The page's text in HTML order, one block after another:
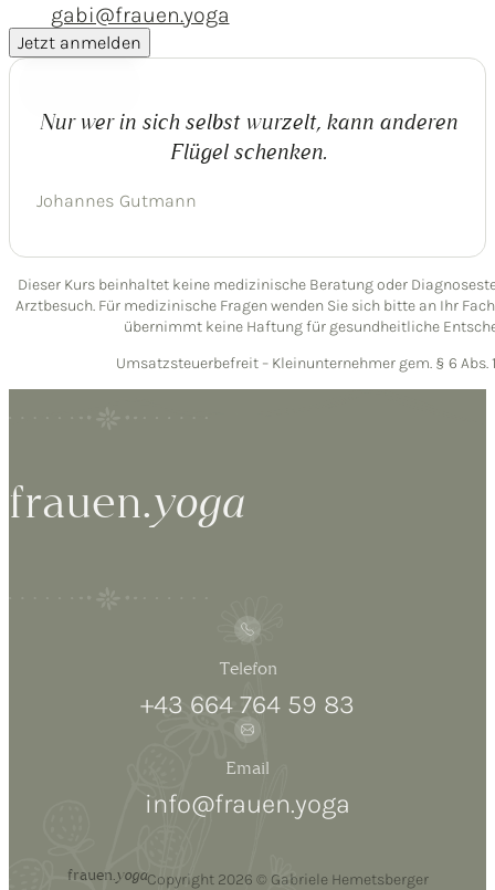
gabi@frauen.yoga
Jetzt anmelden
Nur wer in sich selbst wurzelt, kann anderen
Flügel schenken.
Johannes Gutmann
Dieser Kurs beinhaltet keine medizinische Beratung oder
Arztbesuch. Für medizinische Fragen wenden Sie sich bitte an Ihr
übernimmt keine Haftung für gesundheitliche
Umsatzsteuerbefreit – Kleinunternehmer gem. § 6 Abs.
frauen.yoga
Telefon
+43 664 764 59 83
Email
info@frauen.yoga
frauen.yogaCopyright 2026 © Gabriele Hemetsberger